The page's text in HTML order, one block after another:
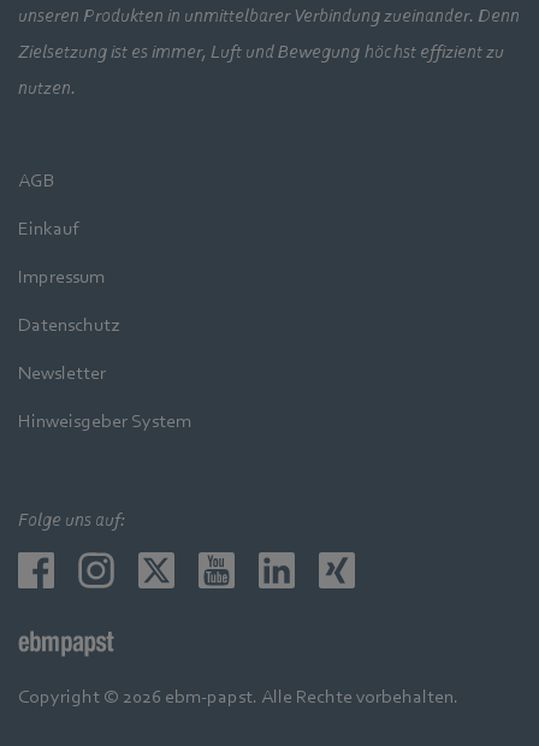
unseren Produkten in unmittelbarer Verbindung zueinander. Denn
Zielsetzung ist es immer, Luft und Bewegung höchst effizient zu
nutzen.
AGB
Einkauf
Impressum
Datenschutz
Newsletter
Hinweisgeber System
Folge uns auf:
Copyright © 2026 ebm-papst. Alle Rechte vorbehalten.